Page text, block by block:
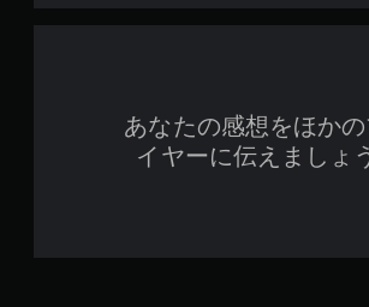
あなたの感想をほかの
イヤーに伝えましょ